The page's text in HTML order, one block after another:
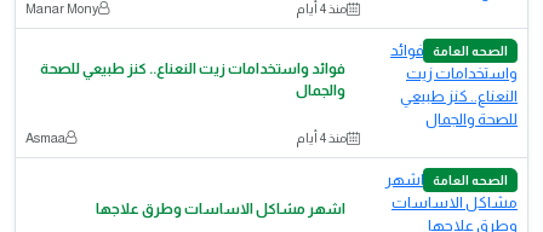
منذ 4 أيام Manar Mony
الصحه العامة
فوائد واستخدامات زيت النعناع.. كنز طبيعي للصحة
والجمال
منذ 4 أيام Asmaa
الصحه العامة
اشهر مشاكل الاساسات وطرق علاجها